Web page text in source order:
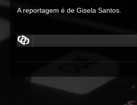
A reportagem é de Gisela Santos.
00:00/00:00